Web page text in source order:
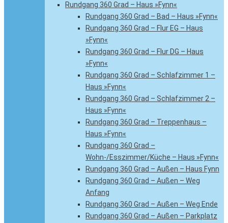
Rundgang 360 Grad – Haus »Fynn«
Rundgang 360 Grad – Bad – Haus »Fynn«
Rundgang 360 Grad – Flur EG – Haus
»Fynn«
Rundgang 360 Grad – Flur DG – Haus
»Fynn«
Rundgang 360 Grad – Schlafzimmer 1 –
Haus »Fynn«
Rundgang 360 Grad – Schlafzimmer 2 –
Haus »Fynn«
Rundgang 360 Grad – Treppenhaus –
Haus »Fynn«
Rundgang 360 Grad –
Wohn-/Esszimmer/Küche – Haus »Fynn«
Rundgang 360 Grad – Außen – Haus Fynn
Rundgang 360 Grad – Außen – Weg
Anfang
Rundgang 360 Grad – Außen – Weg Ende
Rundgang 360 Grad – Außen – Parkplatz